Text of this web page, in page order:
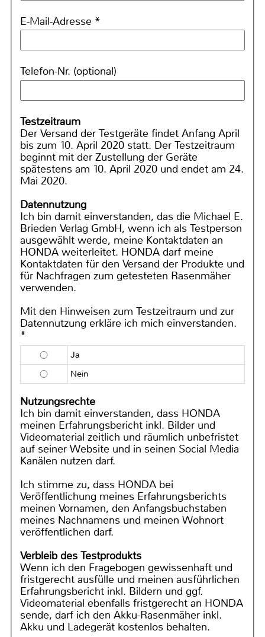
E-Mail-Adresse *
Telefon-Nr. (optional)
Testzeitraum
Der Versand der Testgeräte findet Anfang April
bis zum 10. April 2020 statt. Der Testzeitraum
beginnt mit der Zustellung der Geräte
spätestens am 10. April 2020 und endet am 24.
Mai 2020.
Datennutzung
Ich bin damit einverstanden, das die Michael E.
Brieden Verlag GmbH, wenn ich als Testperson
ausgewählt werde, meine Kontaktdaten an
HONDA weiterleitet. HONDA darf meine
Kontaktdaten für den Versand der Produkte und
für Nachfragen zum getesteten Rasenmäher
verwenden.
Mit den Hinweisen zum Testzeitraum und zur
Datennutzung erkläre ich mich einverstanden.
*
Ja
Nein
Nutzungsrechte
Ich bin damit einverstanden, dass HONDA
meinen Erfahrungsbericht inkl. Bilder und
Videomaterial zeitlich und räumlich unbefristet
auf seiner Website und in seinen Social Media
Kanälen nutzen darf.
Ich stimme zu, dass HONDA bei
Veröffentlichung meines Erfahrungsberichts
meinen Vornamen, den Anfangsbuchstaben
meines Nachnamens und meinen Wohnort
veröffentlichen darf.
Verbleib des Testprodukts
Wenn ich den Fragebogen gewissenhaft und
fristgerecht ausfülle und meinen ausführlichen
Erfahrungsbericht inkl. Bildern und ggf.
Videomaterial ebenfalls fristgerecht an HONDA
sende, darf ich den Akku-Rasenmäher inkl.
Akku und Ladegerät kostenlos behalten.